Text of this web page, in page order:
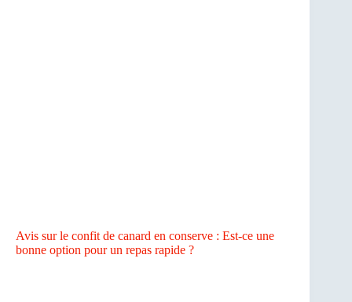
Avis sur le confit de canard en conserve : Est-ce une
bonne option pour un repas rapide ?